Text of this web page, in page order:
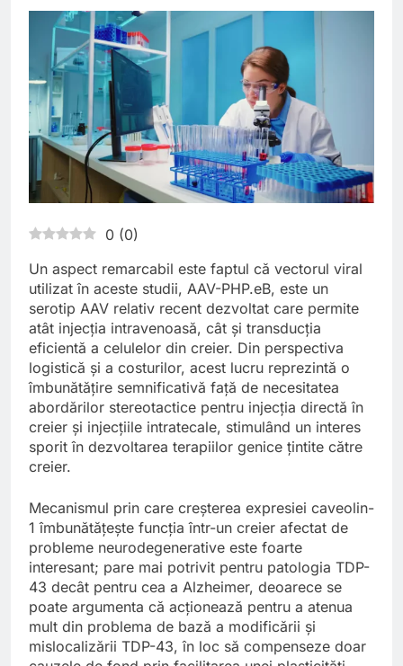
0 (0)
Un aspect remarcabil este faptul că vectorul viral
utilizat în aceste studii, AAV-PHP.eB, este un
serotip AAV relativ recent dezvoltat care permite
atât injecția intravenoasă, cât și transducția
eficientă a celulelor din creier. Din perspectiva
logistică și a costurilor, acest lucru reprezintă o
îmbunătățire semnificativă față de necesitatea
abordărilor stereotactice pentru injecția directă în
creier și injecțiile intratecale, stimulând un interes
sporit în dezvoltarea terapiilor genice țintite către
creier.
Mecanismul prin care creșterea expresiei caveolin-
1 îmbunătățește funcția într-un creier afectat de
probleme neurodegenerative este foarte
interesant; pare mai potrivit pentru patologia TDP-
43 decât pentru cea a Alzheimer, deoarece se
poate argumenta că acționează pentru a atenua
mult din problema de bază a modificării și
mislocalizării TDP-43, în loc să compenseze doar